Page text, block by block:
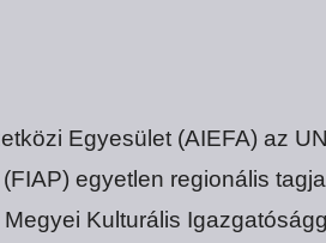
Egyesület (AIEFA) az
egyetlen regionális
Kulturális